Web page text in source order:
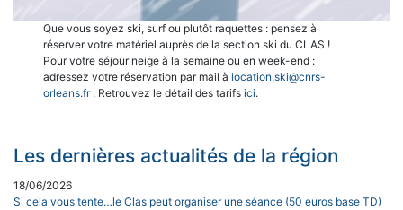
Que vous soyez ski, surf ou plutôt raquettes : pensez à
réserver votre matériel auprès de la section ski du CLAS !
Pour votre séjour neige à la semaine ou en week-end :
adressez votre réservation par mail à location.ski@cnrs-
orleans.fr. Retrouvez le détail des tarifsici.
Les dernières actualités de la région
18/06/2026
Si cela vous tente…le Clas peut organiser une séance (50 euros base TD)